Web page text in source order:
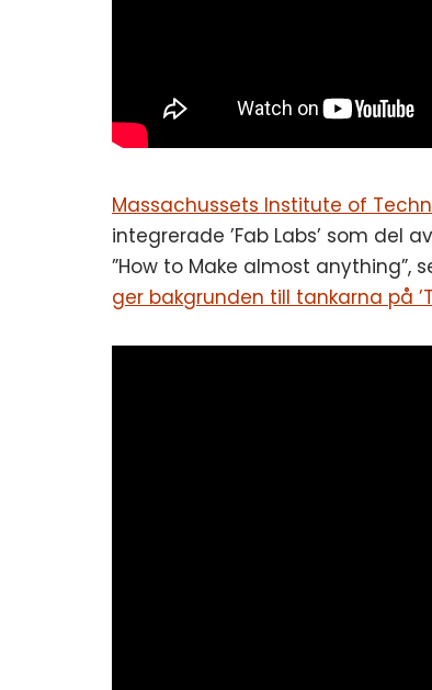
Massachussets Institute of
integrerade ’Fab Labs’ som del
”How to Make almost anything”,
ger bakgrunden till tankarna på